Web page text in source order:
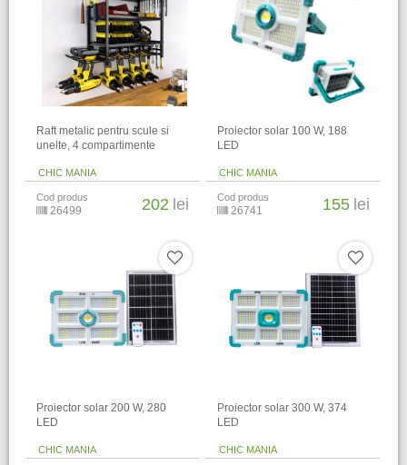
Raft metalic pentru scule si
unelte, 4 compartimente
CHIC MANIA
Cod produs
26499 202 lei
Proiector solar 100 W, 188
LED
CHIC MANIA
Cod produs
26741 155 lei
Proiector solar 200 W, 280
LED
CHIC MANIA
Proiector solar 300 W, 374
LED
CHIC MANIA